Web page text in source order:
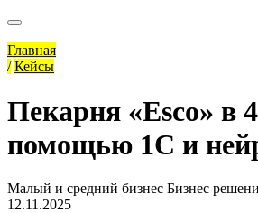
Главная
/ Кейсы
Пекарня «Esco» в
помощью 1С и
Малый и средний бизнес Бизнес
12.11.2025